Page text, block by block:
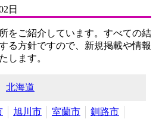
日
をご紹介しています。すべての結
る方針ですので、新規掲載や情報
します。
北海道
旭川市 室蘭市
釧路市